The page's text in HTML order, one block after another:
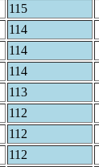
115
114
114
114
113
112
112
112